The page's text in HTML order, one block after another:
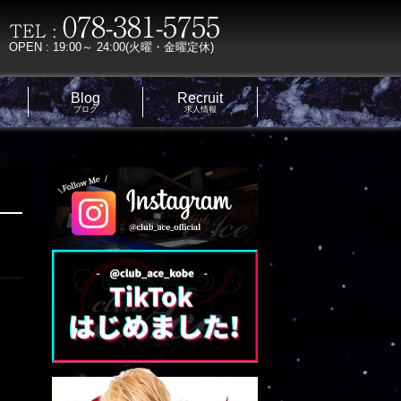
OPEN : 19:00～ 24:00(火曜・金曜定休)
Blog
ブログ
Recruit
求人情報